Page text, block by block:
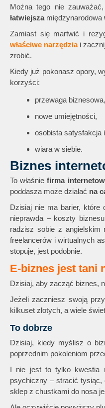
Można tego nie
łatwiejszamiędzynarodowa
Zamiast się martwić i
właściwe narzędziai
zrobić.
Kiedy już pokonasz opory,
korzyści:
przewaga biznesowa,
nowe umiejętności,
osobista satysfakcja
wiara w siebie.
Biznes
To właśniefirma
poddasza może działać na
Dzisiaj nie ma barier, które
nieprawda – koszty
radzisz sobie z angielskim
freelancerów i wirtualnych
stopuje, jest podobnie.
E-biznes jest tani
Dzisiaj, aby zacząć biznes,
Jeżeli zaczniesz swoją
kilkuset złotych, a wiele
To dobrze
Dzisiaj, kiedy myślisz o
poprzednim pokoleniom
I nie jest to tylko kwestia
psychiczny – stracić tysiąc,
sklep z chustkami do nosa